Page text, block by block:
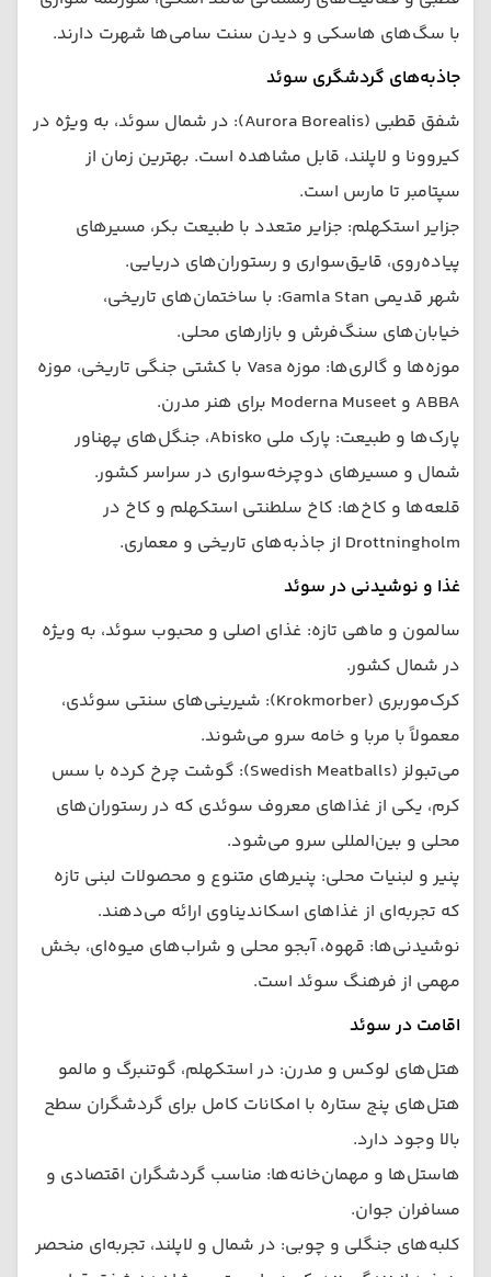
با سگ‌های هاسکی و دیدن سنت سامی‌ها شهرت دارند.
جاذبه‌های گردشگری سوئد
شفق قطبی (Aurora Borealis): در شمال سوئد، به ویژه در
کیروونا و لاپلند، قابل مشاهده است. بهترین زمان از
سپتامبر تا مارس است.
جزایر استکهلم: جزایر متعدد با طبیعت بکر، مسیرهای
پیاده‌روی، قایق‌سواری و رستوران‌های دریایی.
شهر قدیمی Gamla Stan: با ساختمان‌های تاریخی،
خیابان‌های سنگ‌فرش و بازارهای محلی.
موزه‌ها و گالری‌ها: موزه Vasa با کشتی جنگی تاریخی، موزه
ABBA و Moderna Museet برای هنر مدرن.
پارک‌ها و طبیعت: پارک ملی Abisko، جنگل‌های پهناور
شمال و مسیرهای دوچرخه‌سواری در سراسر کشور.
قلعه‌ها و کاخ‌ها: کاخ سلطنتی استکهلم و کاخ در
Drottningholm از جاذبه‌های تاریخی و معماری.
غذا و نوشیدنی در سوئد
سالمون و ماهی تازه: غذای اصلی و محبوب سوئد، به ویژه
در شمال کشور.
کرک‌موربری (Krokmorber): شیرینی‌های سنتی سوئدی،
معمولاً با مربا و خامه سرو می‌شوند.
می‌تبولز (Swedish Meatballs): گوشت چرخ کرده با سس
کرم، یکی از غذاهای معروف سوئدی که در رستوران‌های
محلی و بین‌المللی سرو می‌شود.
پنیر و لبنیات محلی: پنیرهای متنوع و محصولات لبنی تازه
که تجربه‌ای از غذاهای اسکاندیناوی ارائه می‌دهند.
نوشیدنی‌ها: قهوه، آبجو محلی و شراب‌های میوه‌ای، بخش
مهمی از فرهنگ سوئد است.
اقامت در سوئد
هتل‌های لوکس و مدرن: در استکهلم، گوتنبرگ و مالمو
هتل‌های پنج ستاره با امکانات کامل برای گردشگران سطح
بالا وجود دارد.
هاستل‌ها و مهمان‌خانه‌ها: مناسب گردشگران اقتصادی و
مسافران جوان.
کلبه‌های جنگلی و چوبی: در شمال و لاپلند، تجربه‌ای منحصر